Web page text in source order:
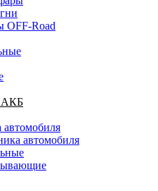
OFF-Road
АКБ
автомобиля
автомобиля